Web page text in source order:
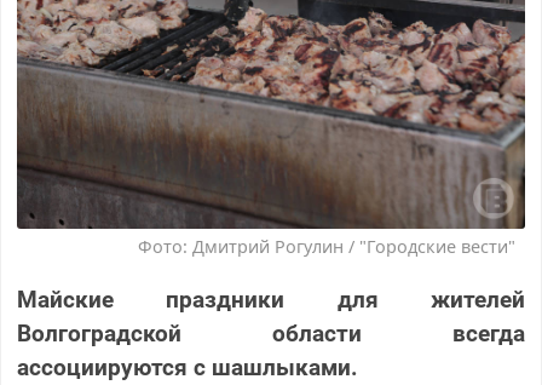
Фото: Дмитрий Рогулин / "Городские вести"
Майские праздники для жителей
Волгоградской области всегда
ассоциируются с шашлыками.